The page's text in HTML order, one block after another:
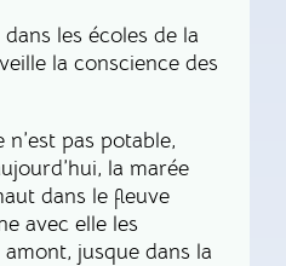
les écoles de la
la conscience des
n’est pas potable,
la marée
dans le fleuve
avec elle les
jusque dans la